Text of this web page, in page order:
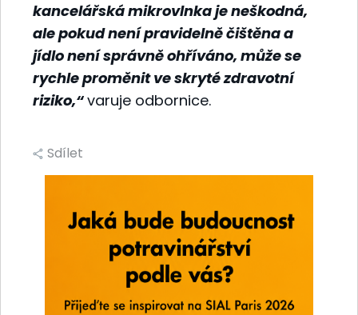
kancelářská mikrovlnka je neškodná,
ale pokud není pravidelně čištěna a
jídlo není správně ohříváno, může se
rychle proměnit ve skryté zdravotní
riziko,“varuje odbornice.
Sdílet